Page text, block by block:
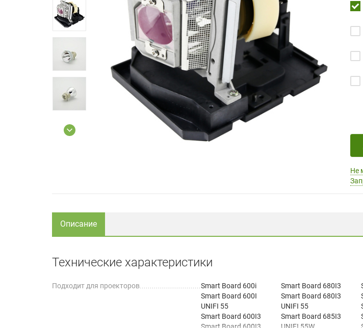
Не
Описание
Технические характеристики
Подходит для проекторов
Smart Board 600i
Smart Board 600I
UNIFI 55
Smart Board 600I3
Smart Board 600I3
Smart Board 680I3
Smart Board 680I3
UNIFI 55
Smart Board 685I3
UNIFI 55W